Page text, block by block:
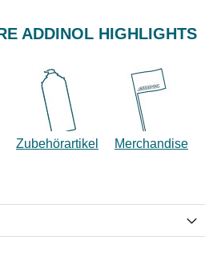
ADDINOL HIGHLIGHTS
Zubehörartikel Merchandise